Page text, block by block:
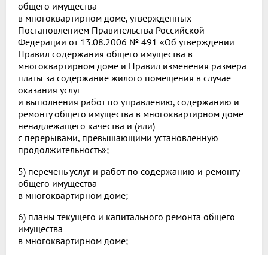
общего имущества
в многоквартирном доме, утвержденных
Постановлением Правительства Российской
Федерации от 13.08.2006 № 491 «Об утверждении
Правил содержания общего имущества в
многоквартирном доме и Правил изменения размера
платы за содержание жилого помещения в случае
оказания услуг
и выполнения работ по управлению, содержанию и
ремонту общего имущества в многоквартирном доме
ненадлежащего качества и (или)
с перерывами, превышающими установленную
продолжительность»;
5) перечень услуг и работ по содержанию и ремонту
общего имущества
в многоквартирном доме;
6) планы текущего и капитального ремонта общего
имущества
в многоквартирном доме;